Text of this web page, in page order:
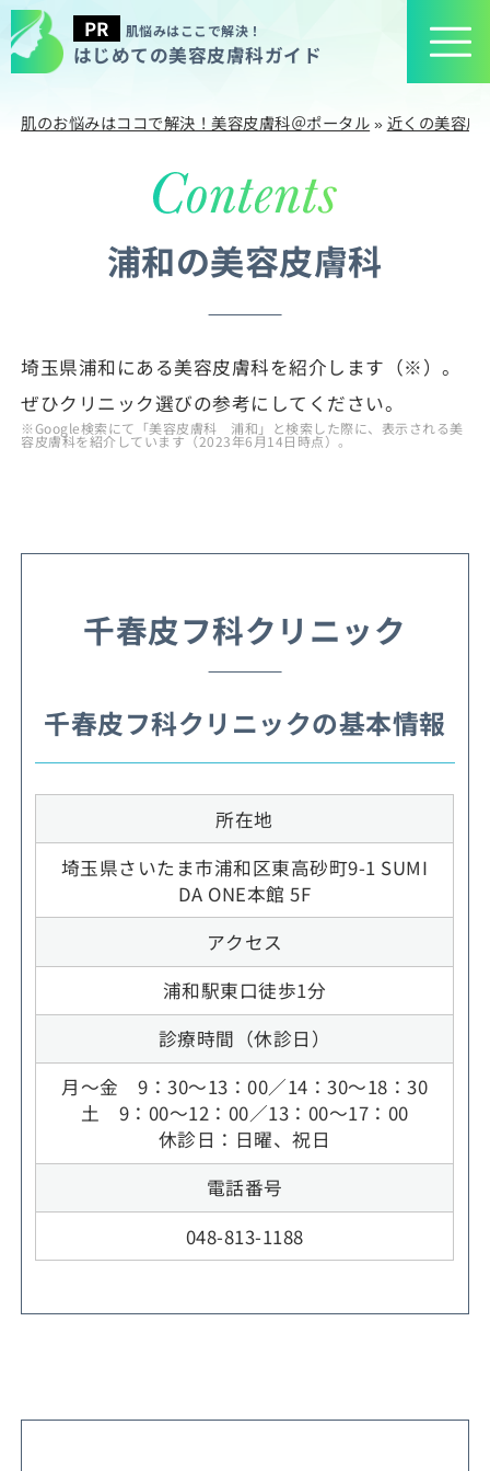
肌悩みはここで解決！
はじめての美容皮膚科ガイド
肌のお悩みはココで解決！美容皮膚科＠ポータル»近くの美容皮
浦和の美容皮膚科
埼玉県浦和にある美容皮膚科を紹介します（※）。
ぜひクリニック選びの参考にしてください。
※Google検索にて「美容皮膚科 浦和」と検索した際に、表示される美
容皮膚科を紹介しています（2023年6月14日時点）。
千春皮フ科クリニック
千春皮フ科クリニックの基本情報
所在地
埼玉県さいたま市浦和区東高砂町9-1 SUMI
DA ONE本館 5F
アクセス
浦和駅東口徒歩1分
診療時間（休診日）
月～金 9：30～13：00／14：30～18：30
土 9：00～12：00／13：00～17：00
休診日：日曜、祝日
電話番号
048-813-1188